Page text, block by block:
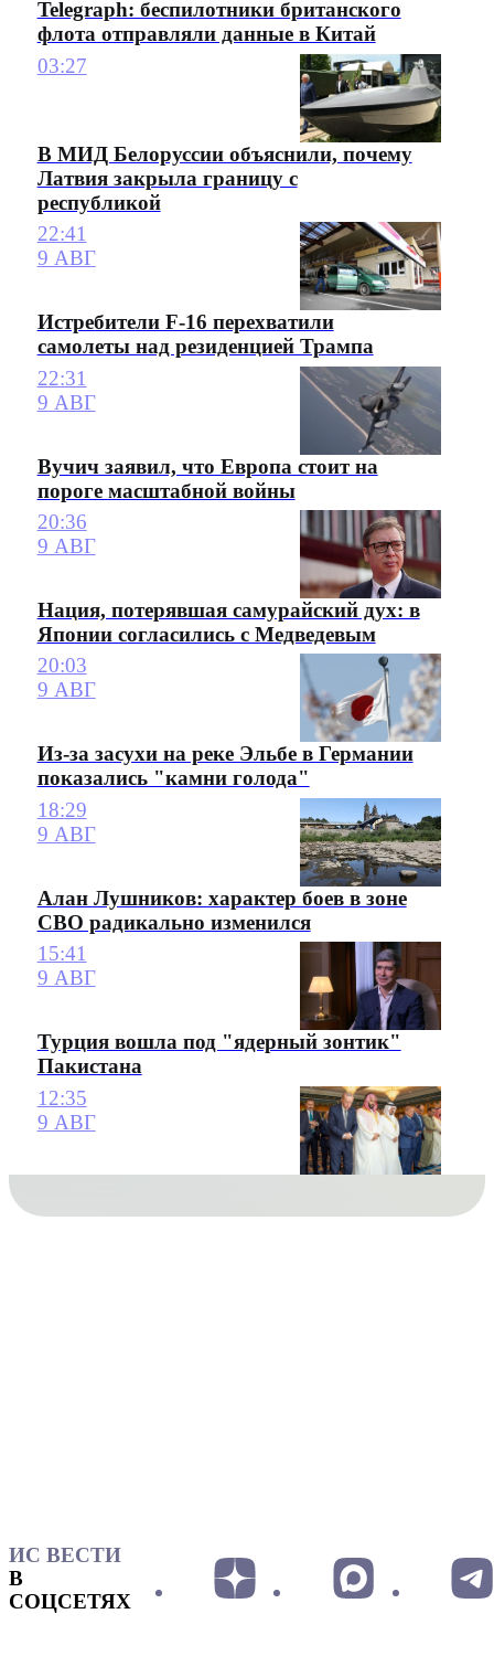
Telegraph: беспилотники британского
флота отправляли данные в Китай
03:27
В МИД Белоруссии объяснили, почему
Латвия закрыла границу с
республикой
22:41
9 АВГ
Истребители F-16 перехватили
самолеты над резиденцией Трампа
22:31
9 АВГ
Вучич заявил, что Европа стоит на
пороге масштабной войны
20:36
9 АВГ
Нация, потерявшая самурайский дух: в
Японии согласились с Медведевым
20:03
9 АВГ
Из-за засухи на реке Эльбе в Германии
показались "камни голода"
18:29
9 АВГ
Алан Лушников: характер боев в зоне
СВО радикально изменился
15:41
9 АВГ
Турция вошла под "ядерный зонтик"
Пакистана
12:35
9 АВГ
ИС ВЕСТИ
В
СОЦСЕТЯХ